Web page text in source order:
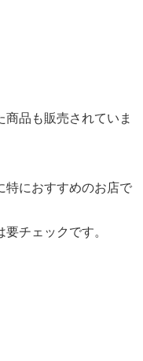
品も販売されていま
特におすすめのお店で
チェックです。